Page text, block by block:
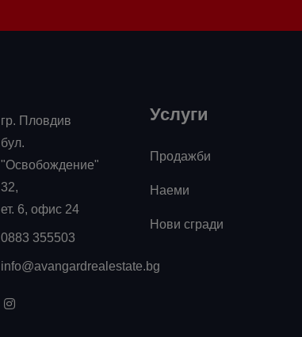
гр. Пловдив
бул.
"Освобождение"
32,
ет. 6, офис 24
0883 355503
info@avangardrealestate.bg
Услуги
Продажби
Наеми
Нови сгради